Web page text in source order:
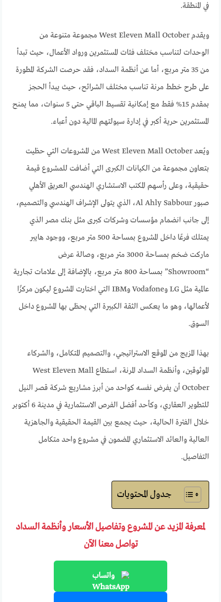
في المنطقة.
ويقدم West Eleven Mall October مجموعة متنوعة من
الوحدات لتناسب مختلف فئات المستثمرين ورواد الأعمال، حيث تبدأ
من 35 متر مربع، أما عن أنظمة السداد، فقد حرصت الشركة المطورة
على طرح خطط مرنة تناسب مختلف الشرائح، حيث يبدأ الحجز
بمقدم 15% فقط مع إمكانية تقسيط الباقي حتى 5 سنوات، مما يمنح
المستثمرين حرية أكبر في إدارة سيولتهم المالية دون أعباء.
ويُعد West Eleven Mall October من المشروعات التي حظيت
بتعاون مجموعة من الكيانات الكبرى التي أضافت للمشروع قيمة
حقيقية، وعلى رأسهم المكتب الاستشاري الهندسي العريق الأهلي
صبور Al Ahly Sabbour، الذي يتولى الإشراف الهندسي والتصميم،
إلى جانب انضمام مؤسسات وشركات كبرى مثل بنك مصر الذي
يمتلك فرعًا داخل المشروع بمساحة 500 متر مربع، ووجود هايبر
ماركت ضخم بمساحة 3000 متر مربع، وصالة عرض
“Showroom” بمساحة 800 متر مربع، بالإضافة إلى علامات تجارية
عالمية مثل LG وVodafone وIBM التي اختارت المشروع ليكون مركزًا
لأعمالها، وهو ما يعكس الثقة الكبيرة التي يحظى بها المشروع داخل
السوق.
بهذا المزيج من الموقع الاستراتيجي، والتصميم المتكامل، والشركاء
الموثوقين، وأنظمة السداد المرنة، استطاع West Eleven Mall
October أن يفرض نفسه كواحد من أبرز مشاريع شركة قصر النيل
للتطوير العقاري، وكأحد أفضل الفرص الاستثمارية في مدينة 6 أكتوبر
خلال الفترة الحالية، حيث يجمع بين القيمة الحقيقية والجاهزية
العالية والعائد الاستثماري المضمون في مشروع واحد متكامل
التفاصيل.
جدول المحتويات
لمعرفة المزيد عن المشروع وتفاصيل الأسعار وأنظمة السداد
تواصل معنا الآن
واتساب